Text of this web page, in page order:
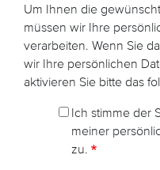
Um Ihnen die
müssen wir Ihre
verarbeiten. Wenn Sie
wir Ihre persönlichen
aktivieren Sie bitte das
Ich stimme der
meiner
zu.